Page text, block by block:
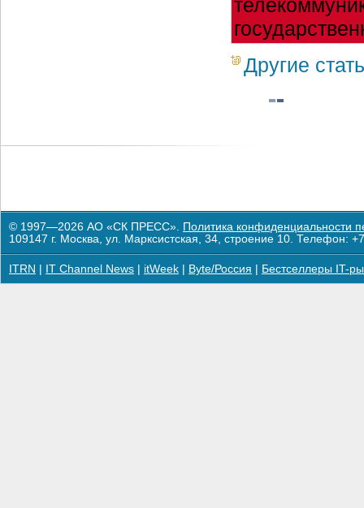
Другие
© 1997—2026 АО «СК ПРЕСС». Политика конфиденциальности
109147 г. Москва, ул. Марксистская, 34, строение 10. Телефон:
ITRN IT Channel News itWeek Byte/Россия Бестселлеры IT-